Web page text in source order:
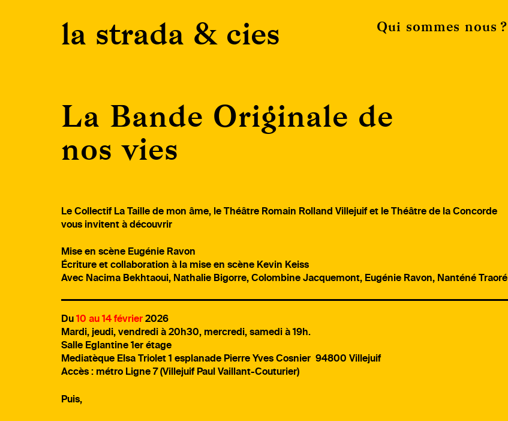
la strada & cies Qui sommes nous ?
La Bande Originale de
nos vies
Le Collectif La Taille de mon âme, le Théâtre Romain Rolland Villejuif et le Théâtre de la Concorde
vous invitent à découvrir
Mise en scène Eugénie Ravon
Écriture et collaboration à la mise en scène Kevin Keiss
Avec Nacima Bekhtaoui, Nathalie Bigorre, Colombine Jacquemont, Eugénie Ravon, Nanténé Traoré
Du 10 au 14 février 2026
Mardi, jeudi, vendredi à 20h30, mercredi, samedi à 19h.
Salle Eglantine 1er étage
Mediatèque Elsa Triolet 1 esplanade Pierre Yves Cosnier 94800 Villejuif
Accès : métro Ligne 7 (Villejuif Paul Vaillant-Couturier)
Puis,